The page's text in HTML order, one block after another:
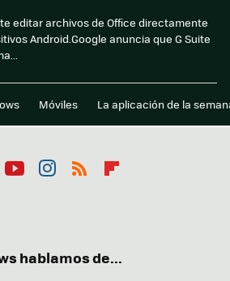
editar archivos de Office directamente
Android.Google anuncia que G Suite
Móviles La aplicación de la
hablamos de...